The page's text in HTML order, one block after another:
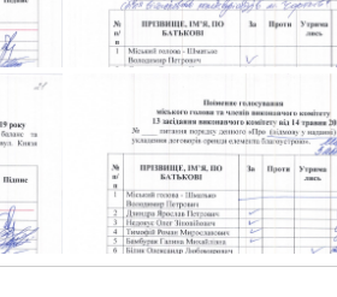
golos-vukonkom-_0020
golos-vukonkom-_0024